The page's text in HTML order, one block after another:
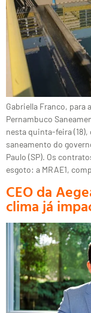
Gabriella Franco, para
Pernambuco
nesta quinta-feira
saneamento do
Paulo (SP). Os
esgoto: a MRAE1,
CEO da
clima já